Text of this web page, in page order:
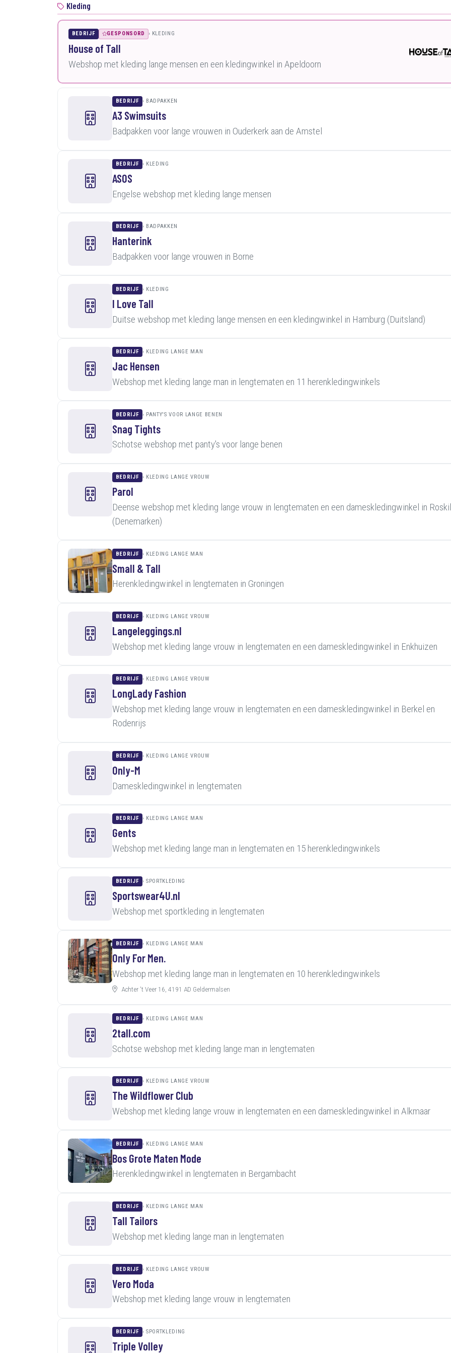
Kleding
BEDRIJF GESPONSORD KLEDING
House of Tall
Webshop met kleding lange mensen en een kledingwinkel in Apeldoorn
BEDRIJF BADPAKKEN
A3 Swimsuits
Badpakken voor lange vrouwen in Ouderkerk aan de Amstel
BEDRIJF KLEDING
ASOS
Engelse webshop met kleding lange mensen
BEDRIJF BADPAKKEN
Hanterink
Badpakken voor lange vrouwen in Borne
BEDRIJF KLEDING
I Love Tall
Duitse webshop met kleding lange mensen en een kledingwinkel in Hamburg (Duitsland)
BEDRIJF KLEDING LANGE MAN
Jac Hensen
Webshop met kleding lange man in lengtematen en 11 herenkledingwinkels
BEDRIJF PANTY'S VOOR LANGE BENEN
Snag Tights
Schotse webshop met panty's voor lange benen
BEDRIJF KLEDING LANGE VROUW
Parol
Deense webshop met kleding lange vrouw in lengtematen en een dameskledingwinkel in
(Denemarken)
BEDRIJF KLEDING LANGE MAN
Small & Tall
Herenkledingwinkel in lengtematen in Groningen
BEDRIJF KLEDING LANGE VROUW
Langeleggings.nl
Webshop met kleding lange vrouw in lengtematen en een dameskledingwinkel in Enkhuizen
BEDRIJF KLEDING LANGE VROUW
LongLady Fashion
Webshop met kleding lange vrouw in lengtematen en een dameskledingwinkel in Berkel en
Rodenrijs
BEDRIJF KLEDING LANGE VROUW
Only-M
Dameskledingwinkel in lengtematen
BEDRIJF KLEDING LANGE MAN
Gents
Webshop met kleding lange man in lengtematen en 15 herenkledingwinkels
BEDRIJF SPORTKLEDING
Sportswear4U.nl
Webshop met sportkleding in lengtematen
BEDRIJF KLEDING LANGE MAN
Only For Men.
Webshop met kleding lange man in lengtematen en 10 herenkledingwinkels
Achter 't Veer 16, 4191 AD Geldermalsen
BEDRIJF KLEDING LANGE MAN
2tall.com
Schotse webshop met kleding lange man in lengtematen
BEDRIJF KLEDING LANGE VROUW
The Wildflower Club
Webshop met kleding lange vrouw in lengtematen en een dameskledingwinkel in Alkmaar
BEDRIJF KLEDING LANGE MAN
Bos Grote Maten Mode
Herenkledingwinkel in lengtematen in Bergambacht
BEDRIJF KLEDING LANGE MAN
Tall Tailors
Webshop met kleding lange man in lengtematen
BEDRIJF KLEDING LANGE VROUW
Vero Moda
Webshop met kleding lange vrouw in lengtematen
BEDRIJF SPORTKLEDING
Triple Volley